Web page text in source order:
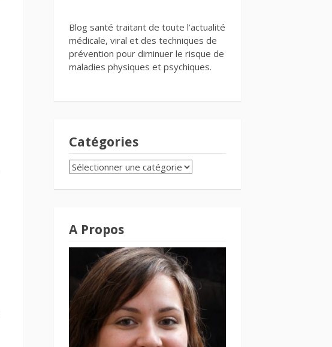
Blog santé traitant de toute l’actualité
médicale, viral et des techniques de
prévention pour diminuer le risque de
maladies physiques et psychiques.
Catégories
CATÉGORIES
A Propos